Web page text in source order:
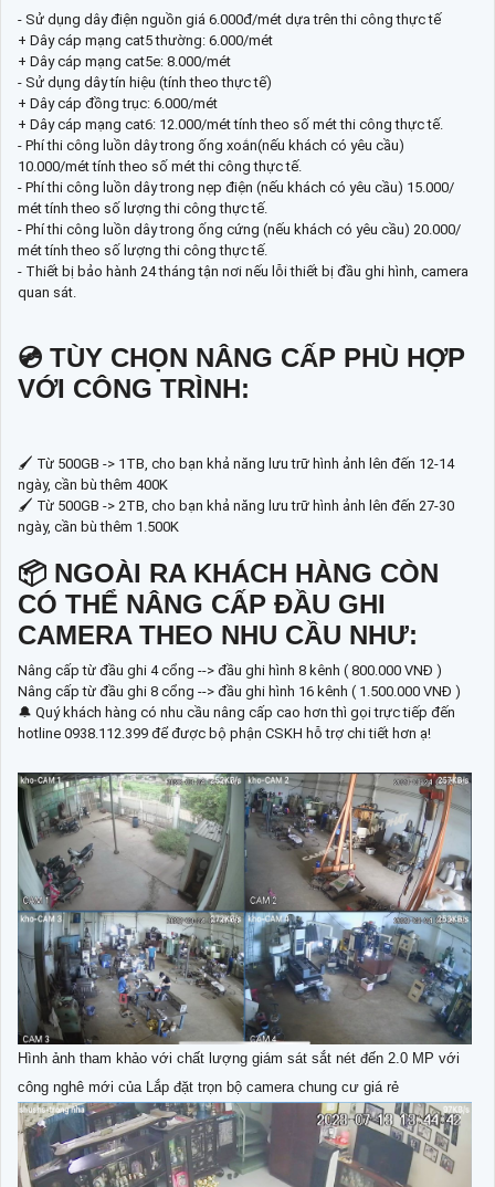
- Sử dụng dây điện nguồn giá 6.000đ/mét dựa trên thi công thực tế
+ Dây cáp mạng cat5 thường: 6.000/mét
+ Dây cáp mạng cat5e: 8.000/mét
- Sử dụng dây tín hiệu (tính theo thực tế)
+ Dây cáp đồng trục: 6.000/mét
+ Dây cáp mạng cat6: 12.000/mét tính theo số mét thi công thực tế.
- Phí thi công luồn dây trong ống xoắn(nếu khách có yêu cầu)
10.000/mét tính theo số mét thi công thực tế.
- Phí thi công luồn dây trong nẹp điện (nếu khách có yêu cầu) 15.000/
mét tính theo số lượng thi công thực tế.
- Phí thi công luồn dây trong ống cứng (nếu khách có yêu cầu) 20.000/
mét tính theo số lượng thi công thực tế.
- Thiết bị bảo hành 24 tháng tận nơi nếu lỗi thiết bị đầu ghi hình, camera
quan sát.
💿 TÙY CHỌN NÂNG CẤP PHÙ HỢP
VỚI CÔNG TRÌNH:
🖌 Từ 500GB -> 1TB, cho bạn khả năng lưu trữ hình ảnh lên đến 12-14
ngày, cần bù thêm 400K
🖌 Từ 500GB -> 2TB, cho bạn khả năng lưu trữ hình ảnh lên đến 27-30
ngày, cần bù thêm 1.500K
📦 NGOÀI RA KHÁCH HÀNG CÒN
CÓ THỂ NÂNG CẤP ĐẦU GHI
CAMERA THEO NHU CẦU NHƯ:
Nâng cấp từ đầu ghi 4 cổng --> đầu ghi hình 8 kênh ( 800.000 VNĐ )
Nâng cấp từ đầu ghi 8 cổng --> đầu ghi hình 16 kênh ( 1.500.000 VNĐ )
🔔 Quý khách hàng có nhu cầu nâng cấp cao hơn thì gọi trực tiếp đến
hotline 0938.112.399 để được bộ phận CSKH hỗ trợ chi tiết hơn ạ!
Hình ảnh tham khảo với chất lượng giám sát sắt nét đến 2.0 MP với
công nghê mới của Lắp đặt trọn bộ camera chung cư giá rẻ